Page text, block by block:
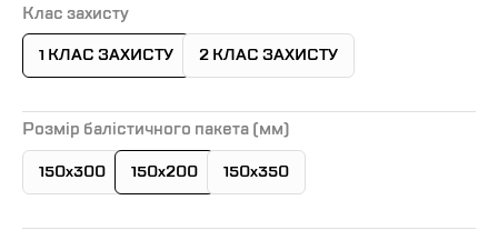
Клас захисту
1 КЛАС ЗАХИСТУ 2 КЛАС ЗАХИСТУ
Розмір балістичного пакета (мм)
150х300 150х200 150х350